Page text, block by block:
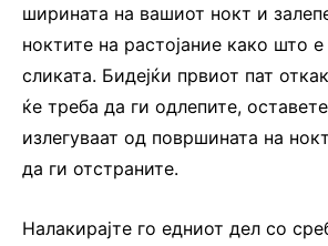
ширината на вашиот нокт и
ноктите на растојание како што
сликата. Бидејќи првиот пат
ќе треба да ги одлепите,
излегуваат од површината на
да ги отстраните.
Налакирајте го едниот дел со